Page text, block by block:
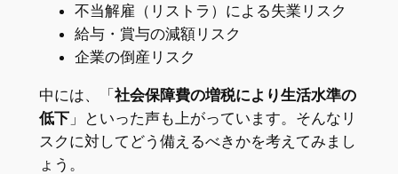
不当解雇（リストラ）による失業リスク
給与・賞与の減額リスク
企業の倒産リスク
中には、「社会保障費の増税により生活水準の
低下」といった声も上がっています。そんなリ
スクに対してどう備えるべきかを考えてみまし
ょう。